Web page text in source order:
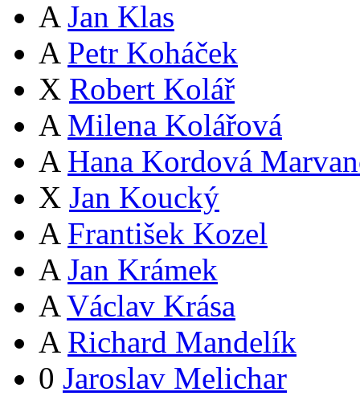
A Jan Klas
A Petr Koháček
X Robert Kolář
A Milena Kolářová
A Hana Kordová
X Jan Koucký
A František Kozel
A Jan Krámek
A Václav Krása
A Richard Mandelík
0 Jaroslav Melichar